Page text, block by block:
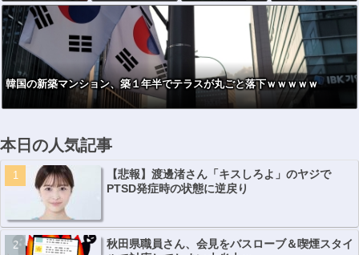
るも「握手だ
け」←何のため
に会うんだよ…
3％減 高値で買
い込んだ米が売
れず「損切り祭
り」開幕へ
の一日葬」をし
た結果ｗｗｗｗ
ｗｗｗ
なければロシア
侵攻しなかっ
た」
韓国の新築マンション、築１年半でテラスが丸ごと落下ｗｗｗｗｗ
本日の人気記事
【悲報】渡邊渚さん「キスしろよ」のヤジで
PTSD発症時の状態に逆戻り
秋田県職員さん、会見をバスローブ＆喫煙スタイ